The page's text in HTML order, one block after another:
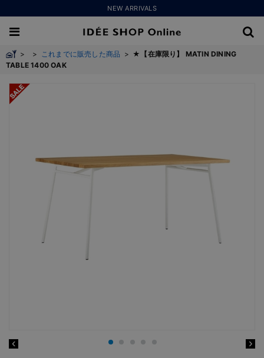
NEW ARRIVALS
> > これまでに販売した商品 > ★【在庫限り】 MATIN DINING
TABLE 1400 OAK